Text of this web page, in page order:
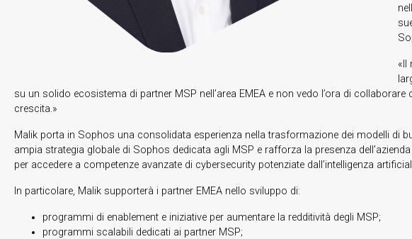
«Il
su un solido ecosistema di partner MSP nell’area EMEA e non vedo l’ora di
crescita.»
Malik porta in Sophos una consolidata esperienza nella trasformazione dei modelli di
ampia strategia globale di Sophos dedicata agli MSP e rafforza la presenza
per accedere a competenze avanzate di cybersecurity potenziate dall’intelligenza
In particolare, Malik supporterà i partner EMEA nello sviluppo di:
programmi di enablement e iniziative per aumentare la redditività degli MSP;
programmi scalabili dedicati ai partner MSP;